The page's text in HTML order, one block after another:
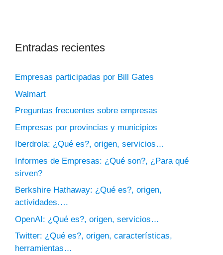
Entradas recientes
Empresas participadas por Bill Gates
Walmart
Preguntas frecuentes sobre empresas
Empresas por provincias y municipios
Iberdrola: ¿Qué es?, origen, servicios…
Informes de Empresas: ¿Qué son?, ¿Para qué
sirven?
Berkshire Hathaway: ¿Qué es?, origen,
actividades….
OpenAI: ¿Qué es?, origen, servicios…
Twitter: ¿Qué es?, origen, características,
herramientas…